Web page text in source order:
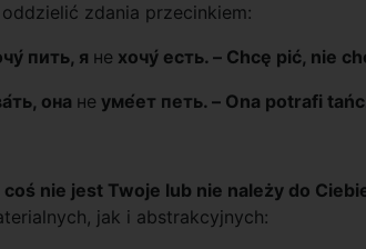
zdania przecinkiem:
пить, я не хочу́ есть. – Chcę pić, nie
она не уме́ет петь. – Ona potrafi
nie jest Twoje lub nie należy do
jak i abstrakcyjnych: